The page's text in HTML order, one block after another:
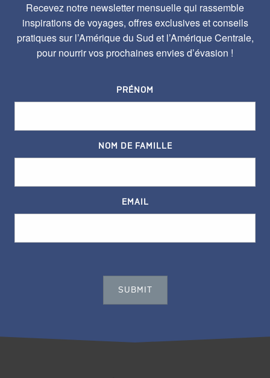
Recevez notre newsletter mensuelle qui rassemble
inspirations de voyages, offres exclusives et conseils
pratiques sur l’Amérique du Sud et l’Amérique Centrale,
pour nourrir vos prochaines envies d’évasion !
PRÉNOM
NOM DE FAMILLE
EMAIL